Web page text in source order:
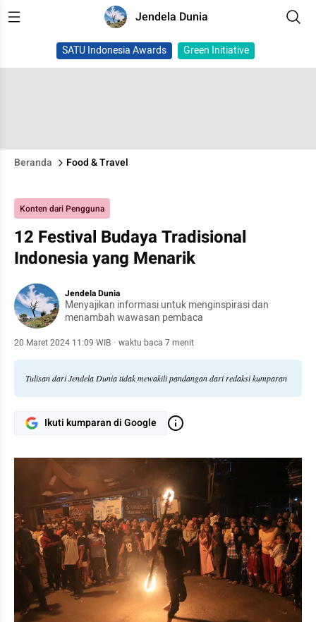
Jendela Dunia
SATU Indonesia Awards Green Initiative
Beranda Food & Travel
Konten dari Pengguna
12 Festival Budaya Tradisional
Indonesia yang Menarik
Jendela Dunia
Menyajikan informasi untuk menginspirasi dan
menambah wawasan pembaca
20 Maret 2024 11:09 WIB · waktu baca 7 menit
Tulisan dari Jendela Dunia tidak mewakili pandangan dari redaksi kumparan
Ikuti kumparan di Google